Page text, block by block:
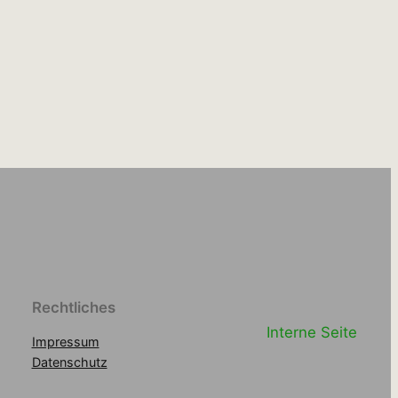
Rechtliches
Impressum
Datenschutz
Interne Seite